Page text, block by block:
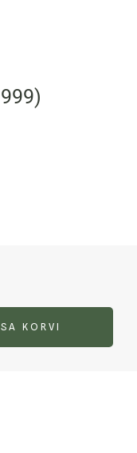
KORVI